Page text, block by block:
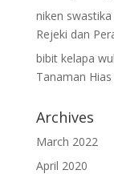
niken swastika
Rejeki dan
bibit kelapa
Tanaman
Archives
March 2022
April 2020